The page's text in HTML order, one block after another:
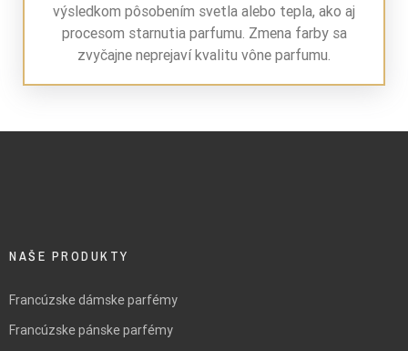
výsledkom pôsobením svetla alebo tepla, ako aj
procesom starnutia parfumu. Zmena farby sa
zvyčajne neprejaví kvalitu vône parfumu.
NAŠE PRODUKTY
Francúzske dámske parfémy
Francúzske pánske parfémy